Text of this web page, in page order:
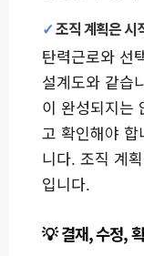
조직 계획은 시
탄력근로와 선
설계도와 같습
이 완성되지는
고 확인해야 합
니다. 조직 계
입니다.
결재, 수정,